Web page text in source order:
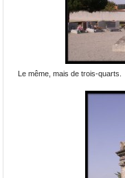
Le même, mais de trois-quarts.